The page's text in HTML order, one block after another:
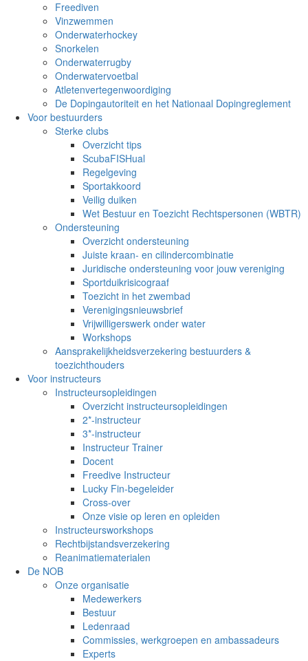
Freediven
Vinzwemmen
Onderwaterhockey
Snorkelen
Onderwaterrugby
Onderwatervoetbal
Atletenvertegenwoordiging
De Dopingautoriteit en het Nationaal Dopingreglement
Voor bestuurders
Sterke clubs
Overzicht tips
ScubaFISHual
Regelgeving
Sportakkoord
Veilig duiken
Wet Bestuur en Toezicht Rechtspersonen (WBTR)
Ondersteuning
Overzicht ondersteuning
Juiste kraan- en cilindercombinatie
Juridische ondersteuning voor jouw vereniging
Sportduikrisicograaf
Toezicht in het zwembad
Verenigingsnieuwsbrief
Vrijwilligerswerk onder water
Workshops
Aansprakelijkheidsverzekering bestuurders &
toezichthouders
Voor instructeurs
Instructeursopleidingen
Overzicht instructeursopleidingen
2*-instructeur
3*-instructeur
Instructeur Trainer
Docent
Freedive Instructeur
Lucky Fin-begeleider
Cross-over
Onze visie op leren en opleiden
Instructeursworkshops
Rechtbijstandsverzekering
Reanimatiematerialen
De NOB
Onze organisatie
Medewerkers
Bestuur
Ledenraad
Commissies, werkgroepen en ambassadeurs
Experts